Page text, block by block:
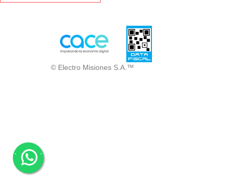
© Electro Misiones S.A.™
. .